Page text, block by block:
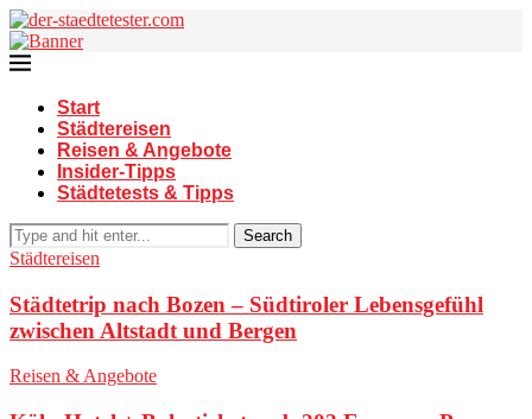
Start
Städtereisen
Reisen & Angebote
Insider-Tipps
Städtetests & Tipps
Search
Städtereisen
Städtetrip nach Bozen – Südtiroler Lebensgefühl
zwischen Altstadt und Bergen
Reisen & Angebote